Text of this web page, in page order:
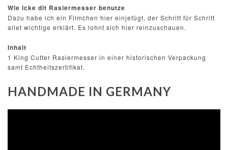
Wie icke dit Rasiermesser benutze
Dazu habe ich ein Filmchen hier einjefügt, der Schritt für Schritt
allet wichtige erklärt. Es lohnt sich hier reinzuschauen.
Inhalt
1 King Cutter Rasiermesser in einer historischen Verpackung
samt Echtheitszertifikat.
HANDMADE IN GERMANY